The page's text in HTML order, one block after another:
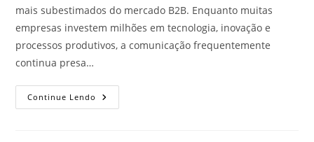
mais subestimados do mercado B2B. Enquanto muitas
empresas investem milhões em tecnologia, inovação e
processos produtivos, a comunicação frequentemente
continua presa…
Continue Lendo